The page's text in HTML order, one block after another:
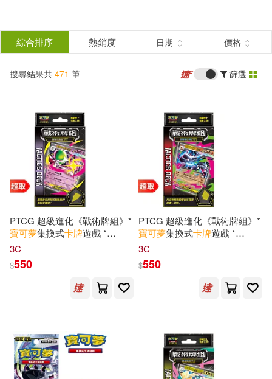
結
分類 (單選)
所有商品(471) 雜誌(1)
3C(462)
休閒生活(2)
出版社 (可複選)
小學館(1)
(可複選)
可海外宅配(125)
綜合排序 熱銷度 日期 價格
搜尋結果共 471 筆 篩選
PTCG 超級進化《戰術牌組》*
寶可夢集換式卡牌遊戲 *
Pokémon
3C
$550
PTCG 超級進化《戰術牌組》*
寶可夢集換式卡牌遊戲 *
Pokémon
3C
$550